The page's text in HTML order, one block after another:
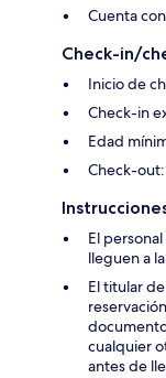
Cuenta
Check-in/
Inicio de
Check-in
Edad
Check-out:
El
lleguen a
El titular
cualquier
antes de